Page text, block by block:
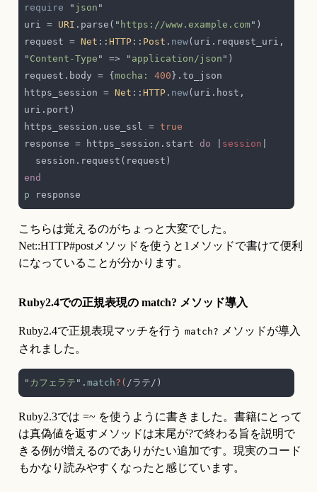
require
" json
uri = URI .parse(" https://www.example.com
request = Net :: HTTP :: Post . new(uri.request_uri,
" Content-Type " => " application/json
request.body = { mocha: 400
https_session = Net :: HTTP . new(uri.host,
https_session.use_ssl =
response = https_session.start do session
p
こちらは覚えるのがちょっと大変でした。
Net::HTTP#postメソッドを使うと1メソッドで書けて便利
になっていることが分かります。
Ruby2.4での正規表現の match? メソッド導入
Ruby2.4で正規表現マッチを行う match? メソッドが導入
されました。
" カフェラテ ". match?(
Ruby2.3では =~ を使うように書きました。書籍にとって
は真偽値を返すメソッドは末尾が?で終わる旨を説明で
きる例が増えるのでありがたい追加です。現実のコード
もかなり読みやすくなったと感じています。